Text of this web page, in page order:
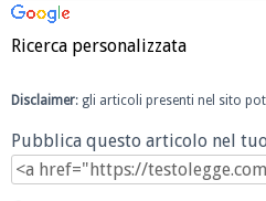
Ricerca personalizzata
Disclaimer: gli articoli presenti nel sito
Pubblica questo articolo nel